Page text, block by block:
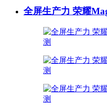
全屏生产力 荣耀